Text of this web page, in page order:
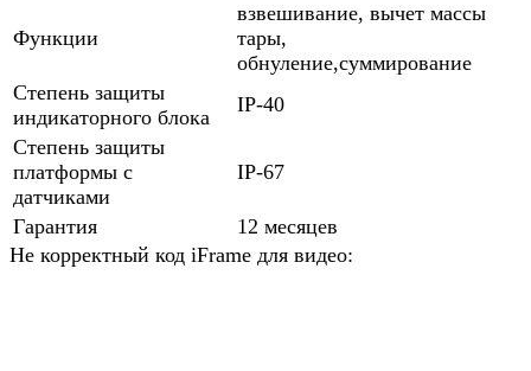
Функции
взвешивание, вычет массы
тары,
обнуление,суммирование
Степень защиты
индикаторного блока
IP-40
Степень защиты
платформы с
датчиками
IP-67
Гарантия
12 месяцев
Не корректный код iFrame для видео: